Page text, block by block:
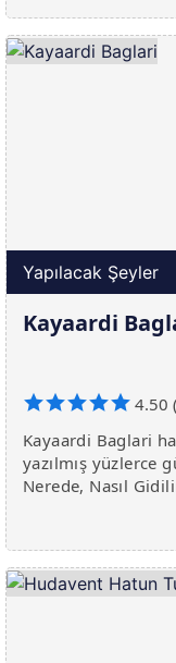
Yapılacak Şeyler
Kayaardi
4.50
Kayaardi Baglari
yazılmış yüzlerce
Nerede, Nasıl